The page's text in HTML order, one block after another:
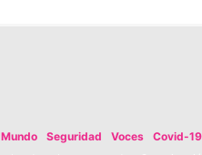
Mundo Seguridad Voces
Covid-19